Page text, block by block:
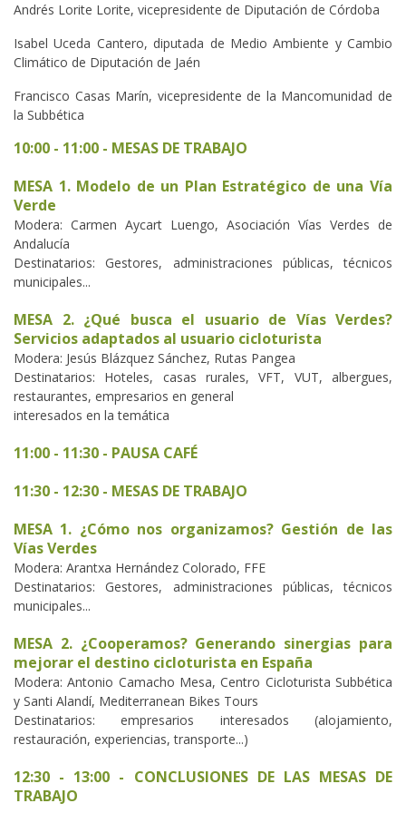
Andrés Lorite Lorite, vicepresidente de Diputación de Córdoba
Isabel Uceda Cantero, diputada de Medio Ambiente y Cambio
Climático de Diputación de Jaén
Francisco Casas Marín, vicepresidente de la Mancomunidad de
la Subbética
10:00 - 11:00 - MESAS DE TRABAJO
MESA 1. Modelo de un Plan Estratégico de una Vía
Verde
Modera: Carmen Aycart Luengo, Asociación Vías Verdes de
Andalucía
Destinatarios: Gestores, administraciones públicas, técnicos
municipales...
MESA 2. ¿Qué busca el usuario de Vías Verdes?
Servicios adaptados al usuario cicloturista
Modera: Jesús Blázquez Sánchez, Rutas Pangea
Destinatarios: Hoteles, casas rurales, VFT, VUT, albergues,
restaurantes, empresarios en general
interesados en la temática
11:00 - 11:30 - PAUSA CAFÉ
11:30 - 12:30 - MESAS DE TRABAJO
MESA 1. ¿Cómo nos organizamos? Gestión de las
Vías Verdes
Modera: Arantxa Hernández Colorado, FFE
Destinatarios: Gestores, administraciones públicas, técnicos
municipales...
MESA 2. ¿Cooperamos? Generando sinergias para
mejorar el destino cicloturista en España
Modera: Antonio Camacho Mesa, Centro Cicloturista Subbética
y Santi Alandí, Mediterranean Bikes Tours
Destinatarios: empresarios interesados (alojamiento,
restauración, experiencias, transporte...)
12:30 - 13:00 - CONCLUSIONES DE LAS MESAS DE
TRABAJO